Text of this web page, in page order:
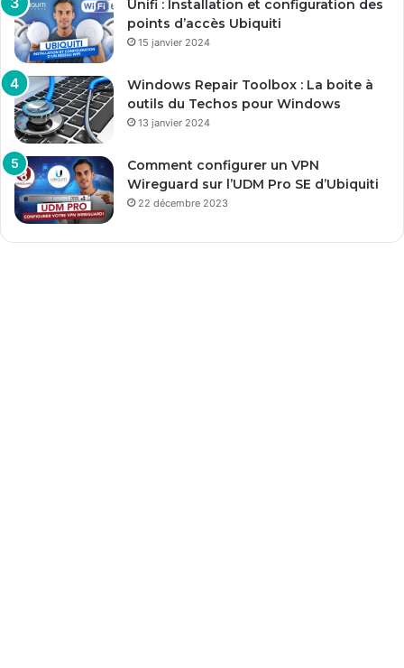
Unifi : Installation et configuration des
points d’accès Ubiquiti
15 janvier 2024
Windows Repair Toolbox : La boite à
outils du Techos pour Windows
13 janvier 2024
Comment configurer un VPN
Wireguard sur l’UDM Pro SE d’Ubiquiti
22 décembre 2023